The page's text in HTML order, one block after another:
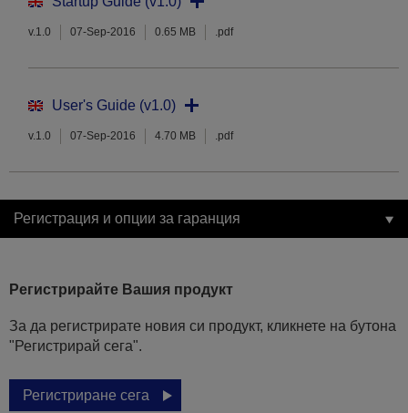
v.1.0 07-Sep-2016 0.65 MB .pdf
User's Guide (v1.0)
v.1.0 07-Sep-2016 4.70 MB .pdf
Регистрация и опции за гаранция
Регистрирайте Вашия продукт
За да регистрирате новия си продукт, кликнете на бутона
"Регистрирай сега".
Регистриране сега